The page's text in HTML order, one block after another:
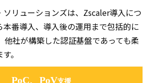
ソリューションズは、Zscaler導入につ
本番導入、導入後の運用まで包括的に
他社が構築した認証基盤であっても柔
。
PoC、PoV支援